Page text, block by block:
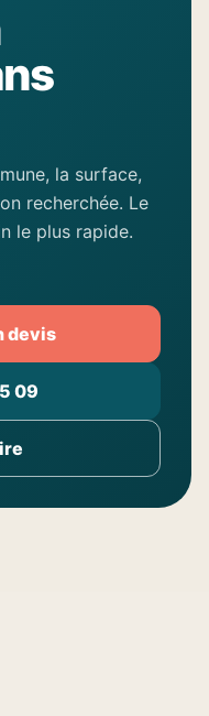
la surface,
recherchée. Le
le plus rapide.
devis
09